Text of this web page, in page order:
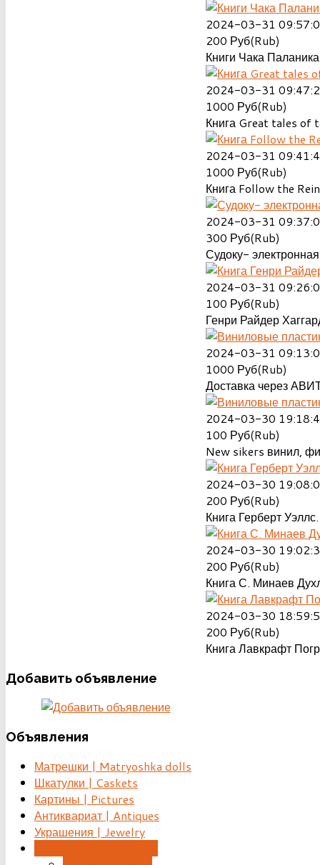
2024-03-31
200 Руб(Rub)
Книги Чака
2024-03-31
1000 Руб(Rub)
Книга Great tales of
2024-03-31
1000 Руб(Rub)
Книга Follow the
2024-03-31
300 Руб(Rub)
Судоку-
2024-03-31
100 Руб(Rub)
Генри Райдер
2024-03-31
1000 Руб(Rub)
Доставка через
2024-03-30
100 Руб(Rub)
New sikers винил,
2024-03-30
200 Руб(Rub)
Книга Герберт
2024-03-30
200 Руб(Rub)
Книга С. Минаев
2024-03-30
200 Руб(Rub)
Книга Лавкрафт
Добавить объявление
Объявления
Матрешки | Matryoshka dolls
Шкатулки | Caskets
Картины | Pictures
Антиквариат | Antiques
Украшения | Jewelry